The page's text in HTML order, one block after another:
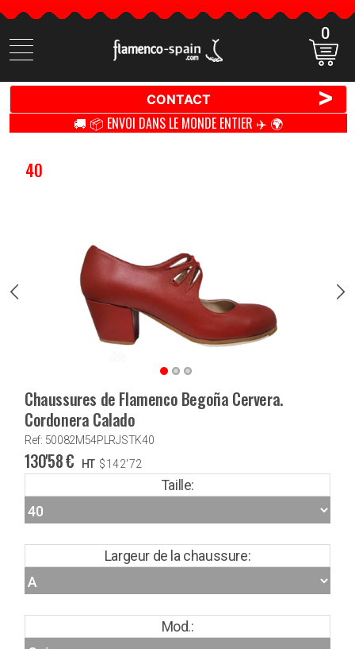
Cherchez
des
0
CONTACT >
🚚 📦 ENVOI DANS LE MONDE ENTIER ✈️ 🌍
40
Chaussures de Flamenco Begoña Cervera.
Cordonera Calado
Ref: 50082M54PLRJSTK40
130'58€ HT $142'72
Taille:
Largeur de la chaussure:
Mod.: